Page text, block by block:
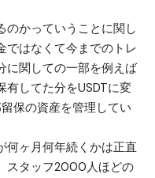
のかっていうことに関し
ではなくて今までのトレ
に関しての一部を例えば
有してた分をUSDTに変
保の資産を管理してい
何ヶ月何年続くかは正直
スタッフ2000人ほどの